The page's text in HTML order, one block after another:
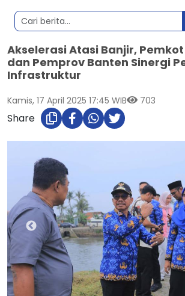
Akselerasi Atasi Banjir,
dan Pemprov Banten Sinergi
Infrastruktur
Kamis, 17 April 2025 17:45 WIB 703
Share